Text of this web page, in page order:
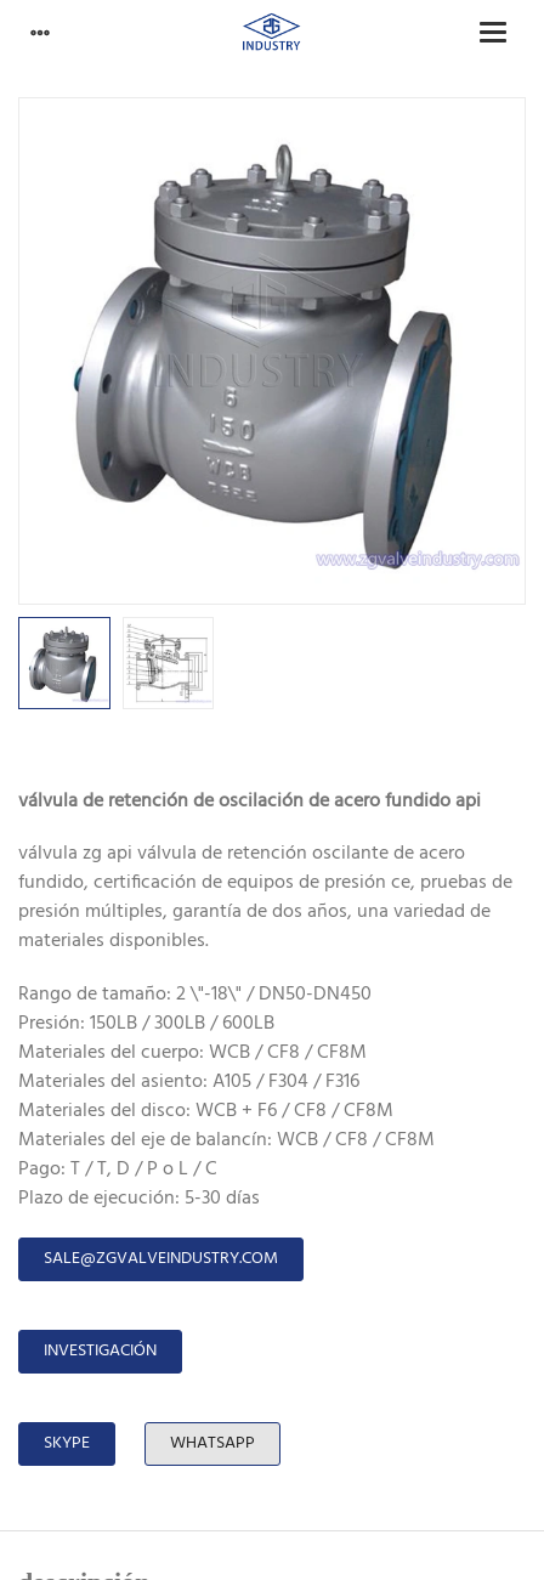
válvula de retención de oscilación de acero fundido api
válvula zg api válvula de retención oscilante de acero
fundido, certificación de equipos de presión ce, pruebas de
presión múltiples, garantía de dos años, una variedad de
materiales disponibles.
Rango de tamaño: 2 \"-18\" / DN50-DN450
Presión: 150LB / 300LB / 600LB
Materiales del cuerpo: WCB / CF8 / CF8M
Materiales del asiento: A105 / F304 / F316
Materiales del disco: WCB + F6 / CF8 / CF8M
Materiales del eje de balancín: WCB / CF8 / CF8M
Pago: T / T, D / P o L / C
Plazo de ejecución: 5-30 días
SALE@ZGVALVEINDUSTRY.COM
INVESTIGACIÓN
SKYPE WHATSAPP